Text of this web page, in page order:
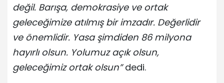
değil. Barışa, demokrasiye ve ortak
geleceğimize atılmış bir imzadır. Değerlidir
ve önemlidir. Yasa şimdiden 86 milyona
hayırlı olsun. Yolumuz açık olsun,
geleceğimiz ortak olsun”dedi.